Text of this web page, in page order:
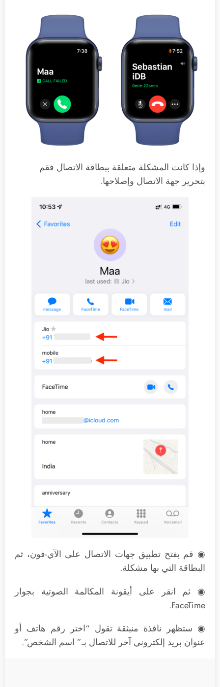
وإذا كانت المشكلة متعلقة ببطاقة الاتصال فقم
بتحرير جهة الاتصال وإصلاحها.
◉ قم بفتح تطبيق جهات الاتصال على الآي-فون، ثم
البطاقة التي بها مشكلة.
◉ ثم انقر على أيقونة المكالمة الصوتية بجوار
FaceTime.
◉ ستظهر نافذة منبثقة تقول “اختر رقم هاتف أو
عنوان بريد إلكتروني آخر للاتصال بـ” اسم الشخص”.